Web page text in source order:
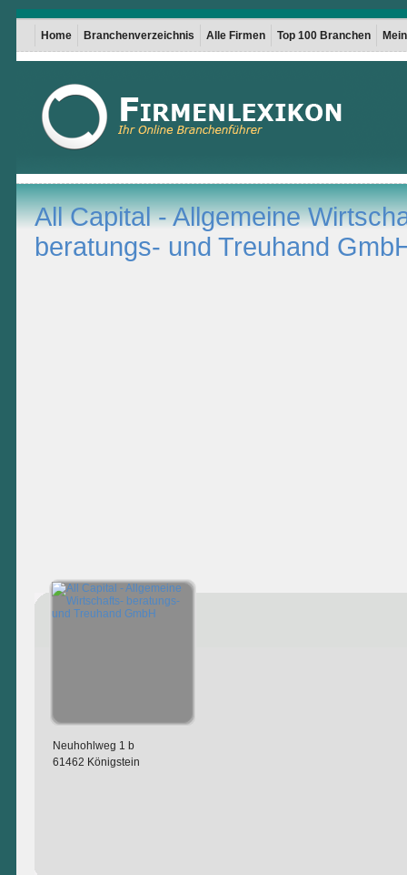
Home Branchenverzeichnis Alle Firmen Top 100 Branchen
All Capital - Allgemeine
beratungs- und Treuhand
Neuhohlweg 1 b
61462 Königstein